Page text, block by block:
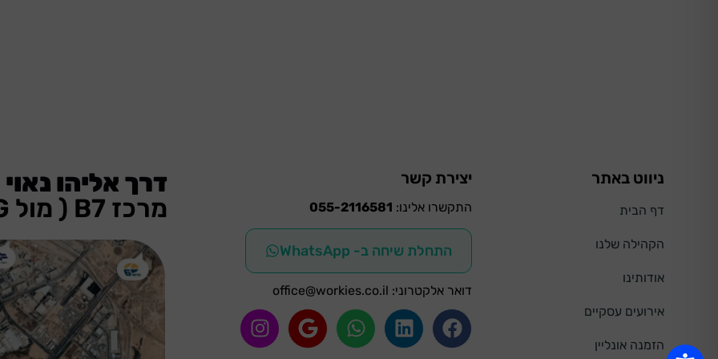
ניווט באתר
דף הבית
הקהילה שלנו
אודותינו
אירועים עסקיים
הזמנה אונליין
יצירת קשר
התקשרו אלינו: 055-2116581
התחלת שיחה ב- WhatsApp
דואר אלקטרוני: office@workies.co.il
דרך אליהו נאוי 24, באר שבע
מרכז B7 ( מול BIG )